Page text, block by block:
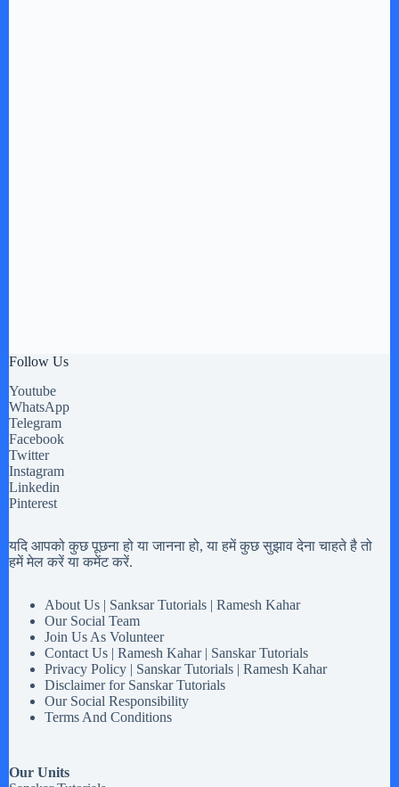
Follow Us
Youtube
WhatsApp
Telegram
Facebook
Twitter
Instagram
Linkedin
Pinterest
यदि आपको कुछ पूछना हो या जानना हो, या हमें कुछ सुझाव देना चाहते है तो
हमें मेल करें या कमेंट करें.
About Us | Sanksar Tutorials | Ramesh Kahar
Our Social Team
Join Us As Volunteer
Contact Us | Ramesh Kahar | Sanskar Tutorials
Privacy Policy | Sanskar Tutorials | Ramesh Kahar
Disclaimer for Sanskar Tutorials
Our Social Responsibility
Terms And Conditions
Our Units